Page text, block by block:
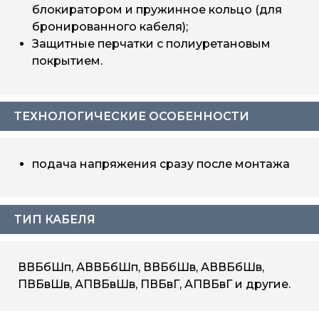
блокиратором и пружинное кольцо (для
бронированного кабеля);
Защитные перчатки с полиуретановым
покрытием.
ТЕХНОЛОГИЧЕСКИЕ ОСОБЕННОСТИ
подача напряжения сразу после монтажа
ТИП КАБЕЛЯ
ВВБбШп, АВВБбШп, ВВБбШв, АВВБбШв,
ПВБвШв, АПВБвШв, ПВБвГ, АПВБвГ и другие.